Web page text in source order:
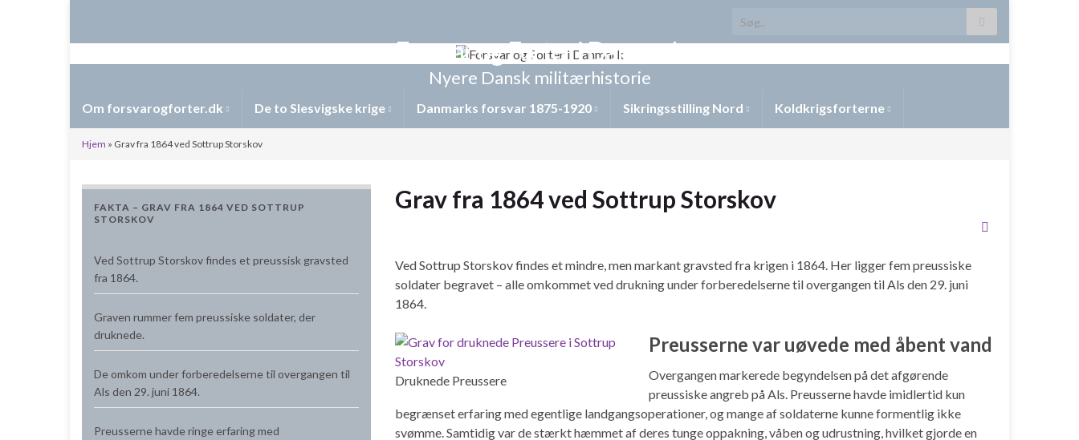
Search for:
Forsvar og Forter i Danmark
Nyere Dansk militærhistorie
Om forsvarogforter.dk De to Slesvigske krige Danmarks forsvar 1875-1920 Sikringsstilling Nord Koldkrigsforterne
Hjem » Grav fra 1864 ved Sottrup Storskov
FAKTA – GRAV FRA 1864 VED SOTTRUP
STORSKOV
Ved Sottrup Storskovfindes et preussisk gravsted
fra 1864.
Graven rummer fem preussiske soldater, der
druknede.
De omkom under forberedelserne til overgangen til
Als den 29. juni 1864.
Preusserne havde ringe erfaring med
Grav fra 1864 ved Sottrup Storskov
VedSottrup Storskovfindes et mindre, men markant gravsted fra krigen i 1864. Her ligger fem preussiske
soldater begravet – alle omkommet ved drukning under forberedelserne til overgangen tilAls den 29. juni
1864.
Druknede Preussere
Preusserne var uøvede med åbent vand
Overgangen markerede begyndelsen på det afgørende
preussiske angreb på Als. Preusserne havde imidlertid kun
begrænset erfaring med egentlige landgangsoperationer, og mange af soldaterne kunne formentlig ikke
svømme. Samtidig var de stærkt hæmmet af deres tunge oppakning, våben og udrustning, hvilket gjorde en